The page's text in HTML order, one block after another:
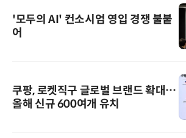
'모두의 AI' 컨소시엄 영입 경쟁 불붙
어
쿠팡, 로켓직구 글로벌 브랜드 확대…
올해 신규 600여개 유치